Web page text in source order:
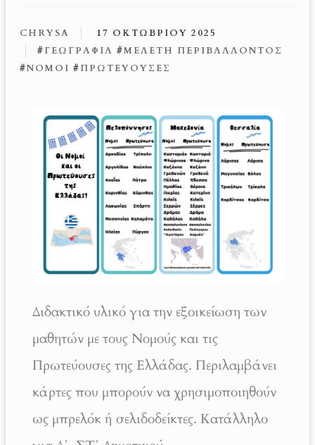
CHRYSA
17 ΟΚΤΩΒΡΊΟΥ 2025
#ΓΕΩΓΡΑΦΊΑ #ΜΕΛΈΤΗ ΠΕΡΙΒΆΛΛΟΝΤΟΣ
#ΝΟΜΟΊ #ΠΡΩΤΕΎΟΥΣΕΣ
Διδακτικό υλικό για την εξοικείωση των
μαθητών με τους Νομούς και τις
Πρωτεύουσες της Ελλάδας. Περιλαμβάνει
κάρτες που μπορούν να χρησιμοποιηθούν
ως μπρελόκ ή σελιδοδείκτες. Κατάλληλο